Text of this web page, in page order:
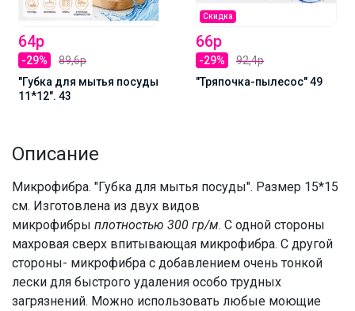
64р
-29%
89,6р
"Губка для мытья посуды
11*12". 43
Скидка
66р
-29%
92,4р
"Тряпочка-пылесос" 49
Описание
Микрофибра. "Губка для мытья посуды". Размер 15*15
см. Изготовлена из двух видов
микрофибры плотностью 300 гр/м. С одной стороны
махровая сверх впитывающая микрофибра. С другой
стороны- микрофибра с добавлением очень тонкой
лески для быстрого удаления особо трудных
загрязнений. Можно использовать любые моющие